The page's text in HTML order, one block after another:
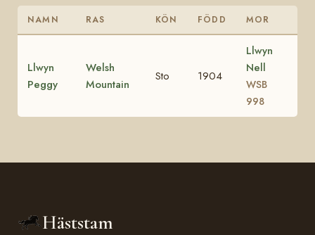
NAMN RAS KÖN FÖDD MOR
Llwyn
Peggy
Welsh
Mountain
Sto 1904
Llwyn
Nell
WSB
998
Häststam